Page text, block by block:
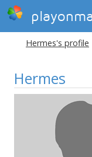
Hermes's profile
Hermes